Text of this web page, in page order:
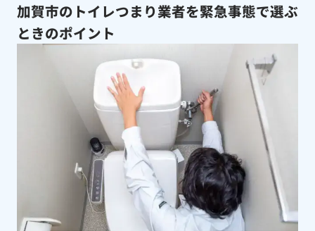
加賀市のトイレつまり業者を緊急事態で選ぶ
ときのポイント